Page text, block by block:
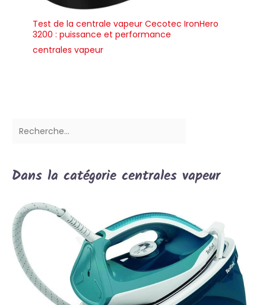
Test de la centrale vapeur Cecotec IronHero
3200 : puissance et performance
centrales vapeur
Dans la catégorie centrales vapeur